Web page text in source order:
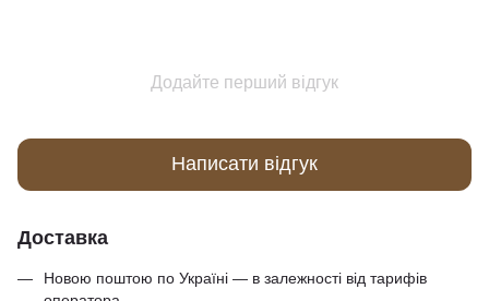
Додайте перший відгук
Написати відгук
Доставка
Новою поштою по Україні — в залежності від тарифів